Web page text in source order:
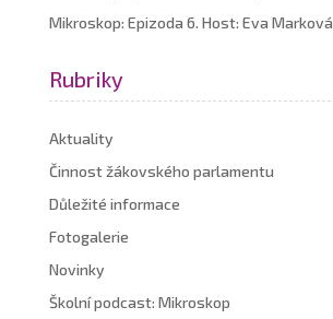
Mikroskop: Epizoda 6. Host: Eva Marková
Rubriky
Aktuality
Činnost žákovského parlamentu
Důležité informace
Fotogalerie
Novinky
Školní podcast: Mikroskop